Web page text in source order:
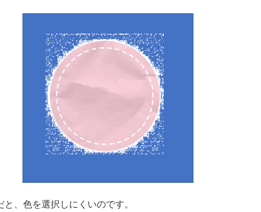
、色を選択しにくいのです。